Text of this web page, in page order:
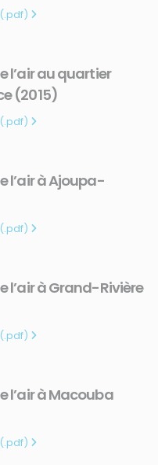
l’air au quartier
(2015)
l’air à Ajoupa-
l’air à Grand-Rivière
l’air à Macouba